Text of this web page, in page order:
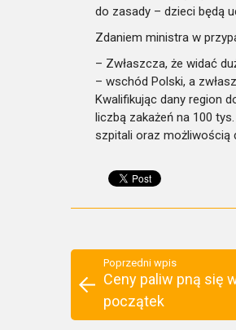
do zasady – dzieci będą
Zdaniem ministra w
– Zwłaszcza, że widać
– wschód Polski, a
Kwalifikując dany region
liczbą zakażeń na 100
szpitali oraz możliwością
Poprzedni wpis
Ceny paliw pną się
początek